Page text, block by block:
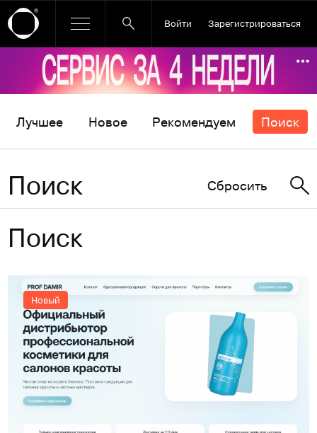
Войти Зарегистрироваться
Ссылка баннера
Лучшее Новое Рекомендуем Поиск
Поиск Сбросить
Поиск
Новый